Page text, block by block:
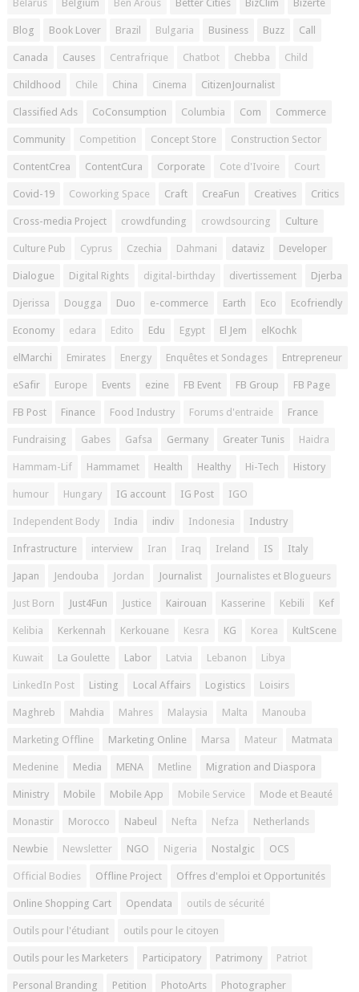
Belarus Belgium Ben Arous Better Cities BizClim Bizerte
Blog Book Lover Brazil Bulgaria Business Buzz Call
Canada Causes Centrafrique Chatbot Chebba Child
Childhood Chile China Cinema CitizenJournalist
Classified Ads CoConsumption Columbia Com Commerce
Community Competition Concept Store Construction Sector
ContentCrea ContentCura Corporate Cote d'Ivoire Court
Covid-19 Coworking Space Craft CreaFun Creatives Critics
Cross-media Project crowdfunding crowdsourcing Culture
Culture Pub Cyprus Czechia Dahmani dataviz Developer
Dialogue Digital Rights digital-birthday divertissement Djerba
Djerissa Dougga Duo e-commerce Earth Eco Ecofriendly
Economy edara Edito Edu Egypt El Jem elKochk
elMarchi Emirates Energy Enquêtes et Sondages Entrepreneur
eSafir Europe Events ezine FB Event FB Group FB Page
FB Post Finance Food Industry Forums d'entraide France
Fundraising Gabes Gafsa Germany Greater Tunis Haidra
Hammam-Lif Hammamet Health Healthy Hi-Tech History
humour Hungary IG account IG Post IGO
Independent Body India indiv Indonesia Industry
Infrastructure interview Iran Iraq Ireland IS Italy
Japan Jendouba Jordan Journalist Journalistes et Blogueurs
Just Born Just4Fun Justice Kairouan Kasserine Kebili Kef
Kelibia Kerkennah Kerkouane Kesra KG Korea KultScene
Kuwait La Goulette Labor Latvia Lebanon Libya
LinkedIn Post Listing Local Affairs Logistics Loisirs
Maghreb Mahdia Mahres Malaysia Malta Manouba
Marketing Offline Marketing Online Marsa Mateur Matmata
Medenine Media MENA Metline Migration and Diaspora
Ministry Mobile Mobile App Mobile Service Mode et Beauté
Monastir Morocco Nabeul Nefta Nefza Netherlands
Newbie Newsletter NGO Nigeria Nostalgic OCS
Official Bodies Offline Project Offres d'emploi et Opportunités
Online Shopping Cart Opendata outils de sécurité
Outils pour l'étudiant outils pour le citoyen
Outils pour les Marketers Participatory Patrimony Patriot
Personal Branding Petition PhotoArts Photographer